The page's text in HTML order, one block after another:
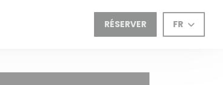
RÉSERVER FR